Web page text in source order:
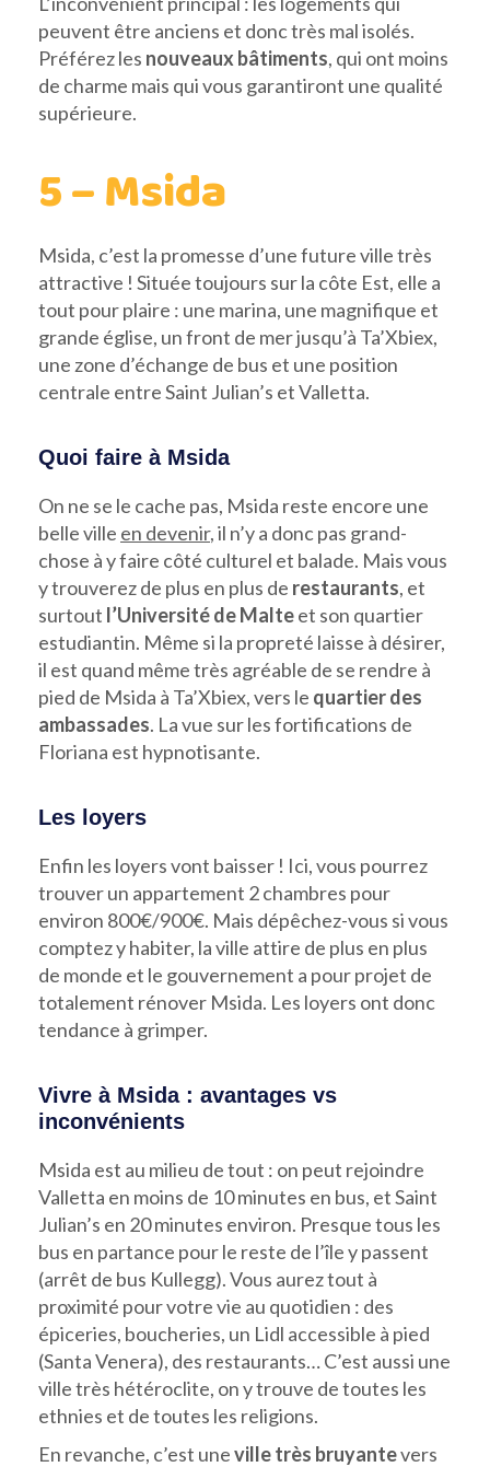
peuvent être anciens et donc très mal isolés.
Préférez les nouveaux bâtiments, qui ont moins
de charme mais qui vous garantiront une qualité
supérieure.
5 – Msida
Msida, c’est la promesse d’une future ville très
attractive ! Située toujours sur la côte Est, elle a
tout pour plaire : une marina, une magnifique et
grande église, un front de mer jusqu’à Ta’Xbiex,
une zone d’échange de bus et une position
centrale entre Saint Julian’s et Valletta.
Quoi faire à Msida
On ne se le cache pas, Msida reste encore une
belle ville en devenir, il n’y a donc pas grand-
chose à y faire côté culturel et balade. Mais vous
y trouverez de plus en plus de restaurants, et
surtout l’Université de Malteet son quartier
estudiantin. Même si la propreté laisse à désirer,
il est quand même très agréable de se rendre à
pied de Msida à Ta’Xbiex, vers le quartier des
ambassades. La vue sur les fortifications de
Floriana est hypnotisante.
Les loyers
Enfin les loyers vont baisser ! Ici, vous pourrez
trouver un appartement 2 chambres pour
environ 800€/900€. Mais dépêchez-vous si vous
comptez y habiter, la ville attire de plus en plus
de monde et le gouvernement a pour projet de
totalement rénover Msida. Les loyers ont donc
tendance à grimper.
Vivre à Msida : avantages vs
inconvénients
Msida est au milieu de tout : on peut rejoindre
Valletta en moins de 10 minutes en bus, et Saint
Julian’s en 20 minutes environ. Presque tous les
bus en partance pour le reste de l’île y passent
(arrêt de bus Kullegg). Vous aurez tout à
proximité pour votre vie au quotidien : des
épiceries, boucheries, un Lidl accessible à pied
(Santa Venera), des restaurants… C’est aussi une
ville très hétéroclite, on y trouve de toutes les
ethnies et de toutes les religions.
En revanche, c’est uneville très bruyantevers